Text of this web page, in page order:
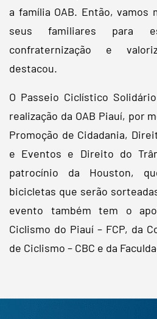
a família OAB. Então, vamos
seus familiares para
confraternização e
destacou.
O Passeio Ciclístico
realização da OAB Piauí, por
Promoção de Cidadania,
e Eventos e Direito do
patrocínio da Houston,
bicicletas que serão
evento também tem o
Ciclismo do Piauí – FCP, da
de Ciclismo – CBC e da